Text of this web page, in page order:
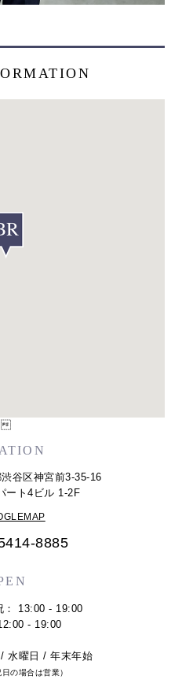
谷区神宮前3-35-16
ート4ビル 1-2F
8885
： 13:00 - 19:00
- 19:00
水曜日 / 年末年始
の場合は営業）